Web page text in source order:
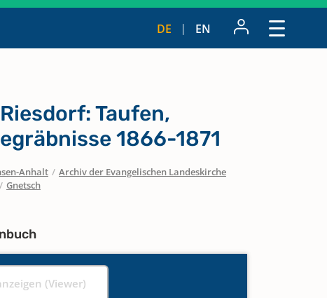
DE EN
Taufen,
1866-1871
Anhalt / Archiv der Evangelischen Landeskirche
/ Gnetsch
(Viewer)